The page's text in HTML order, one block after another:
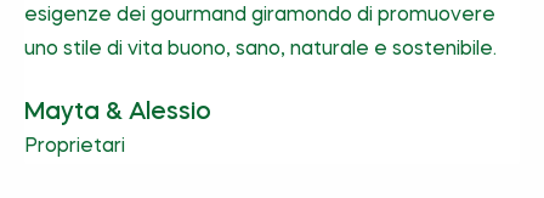
esigenze dei gourmand giramondo di promuovere
uno stile di vita buono, sano, naturale e sostenibile.
Mayta & Alessio
Proprietari